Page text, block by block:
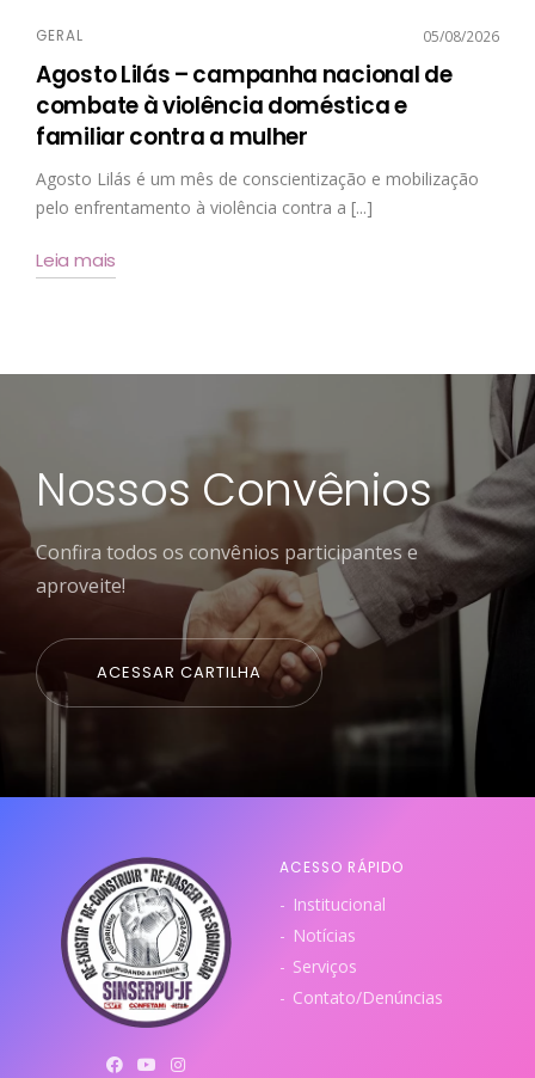
GERAL 05/08/2026
Agosto Lilás – campanha nacional de
combate à violência doméstica e
familiar contra a mulher
Agosto Lilás é um mês de conscientização e mobilização
pelo enfrentamento à violência contra a [...]
Leia mais
Nossos Convênios
Confira todos os convênios participantes e
aproveite!
ACESSAR CARTILHA
ACESSO RÁPIDO
Institucional
Notícias
Serviços
Contato/Denúncias